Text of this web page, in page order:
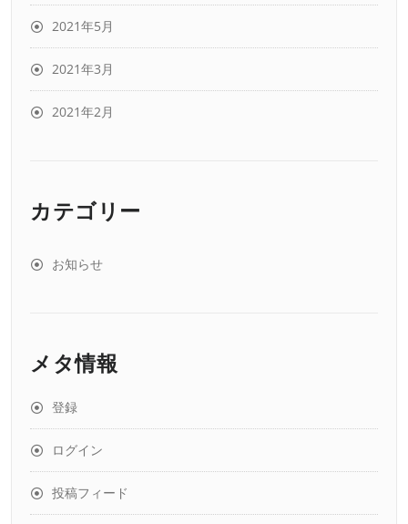
2021年5月
2021年3月
2021年2月
カテゴリー
お知らせ
メタ情報
登録
ログイン
投稿フィード